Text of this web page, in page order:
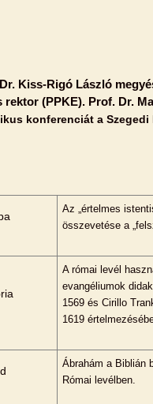
Kiss-Rigó László
(PPKE). Prof. Dr.
konferenciát a
Az „értelmes
összevetése a
A római levél
evangéliumok
1569 és Cirillo
1619
Ábrahám a Biblián
Római levélben.